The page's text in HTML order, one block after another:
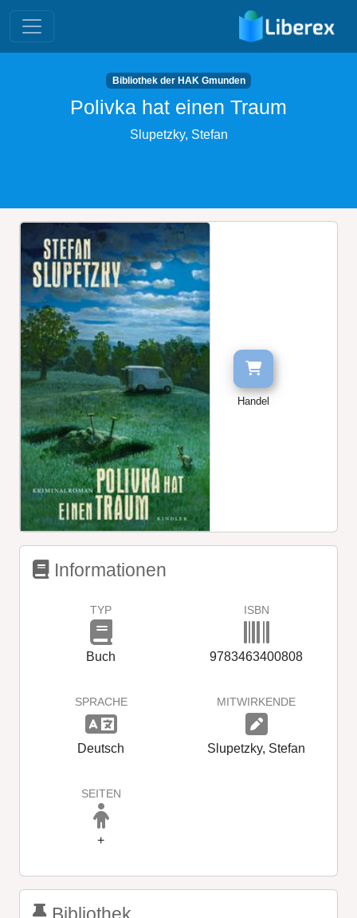
Bibliothek der HAK Gmunden
Polivka hat einen Traum
Slupetzky, Stefan
Handel
Informationen
TYP
Buch
ISBN
9783463400808
SPRACHE
Deutsch
MITWIRKENDE
Slupetzky, Stefan
SEITEN
+